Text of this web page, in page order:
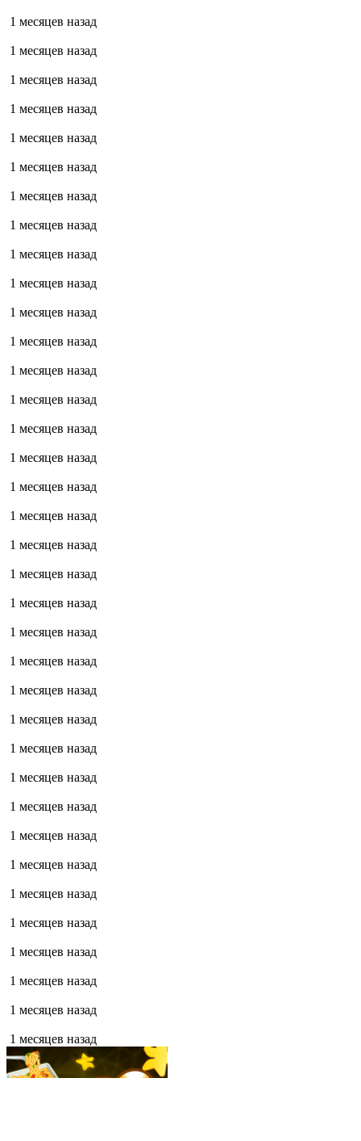
1 месяцев назад
1 месяцев назад
1 месяцев назад
1 месяцев назад
1 месяцев назад
1 месяцев назад
1 месяцев назад
1 месяцев назад
1 месяцев назад
1 месяцев назад
1 месяцев назад
1 месяцев назад
1 месяцев назад
1 месяцев назад
1 месяцев назад
1 месяцев назад
1 месяцев назад
1 месяцев назад
1 месяцев назад
1 месяцев назад
1 месяцев назад
1 месяцев назад
1 месяцев назад
1 месяцев назад
1 месяцев назад
1 месяцев назад
1 месяцев назад
1 месяцев назад
1 месяцев назад
1 месяцев назад
1 месяцев назад
1 месяцев назад
1 месяцев назад
1 месяцев назад
1 месяцев назад
1 месяцев назад